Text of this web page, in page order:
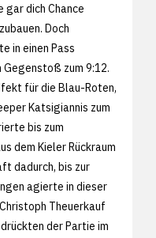
gar dich Chance
Doch
in einen Pass
Gegenstoß zum 9:12.
für die Blau-Roten,
Katsigiannis zum
bis zum
dem Kieler Rückraum
dadurch, bis zur
agierte in dieser
Theuerkauf
der Partie im